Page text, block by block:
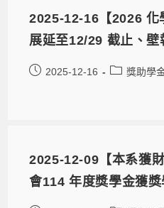
2025-12-16【2026 化
展延至12/29 截止、壁
2025-12-16 獎助學
2025-12-09【本系獲
會114 年度獎學金獲獎